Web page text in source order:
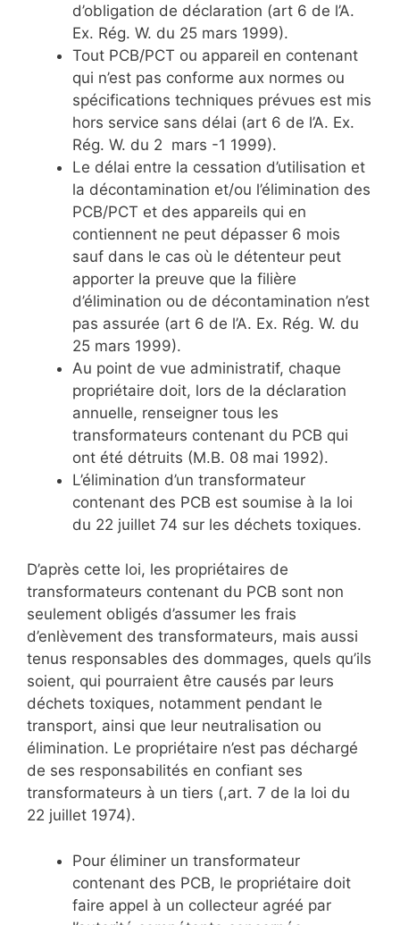
d’obligation de déclaration (art 6 de l’A.
Ex. Rég. W. du 25 mars 1999).
Tout PCB/PCT ou appareil en contenant
qui n’est pas conforme aux normes ou
spécifications techniques prévues est mis
hors service sans délai (art 6 de l’A. Ex.
Rég. W. du 2 mars -1 1999).
Le délai entre la cessation d’utilisation et
la décontamination et/ou l’élimination des
PCB/PCT et des appareils qui en
contiennent ne peut dépasser 6 mois
sauf dans le cas où le détenteur peut
apporter la preuve que la filière
d’élimination ou de décontamination n’est
pas assurée (art 6 de l’A. Ex. Rég. W. du
25 mars 1999).
Au point de vue administratif, chaque
propriétaire doit, lors de la déclaration
annuelle, renseigner tous les
transformateurs contenant du PCB qui
ont été détruits (M.B. 08 mai 1992).
L’élimination d’un transformateur
contenant des PCB est soumise à la loi
du 22 juillet 74 sur les déchets toxiques.
D’après cette loi, les propriétaires de
transformateurs contenant du PCB sont non
seulement obligés d’assumer les frais
d’enlèvement des transformateurs, mais aussi
tenus responsables des dommages, quels qu’ils
soient, qui pourraient être causés par leurs
déchets toxiques, notamment pendant le
transport, ainsi que leur neutralisation ou
élimination. Le propriétaire n’est pas déchargé
de ses responsabilités en confiant ses
transformateurs à un tiers (,art. 7 de la loi du
22 juillet 1974).
Pour éliminer un transformateur
contenant des PCB, le propriétaire doit
faire appel à un collecteur agréé par